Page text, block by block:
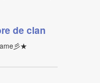
de clan
彡★